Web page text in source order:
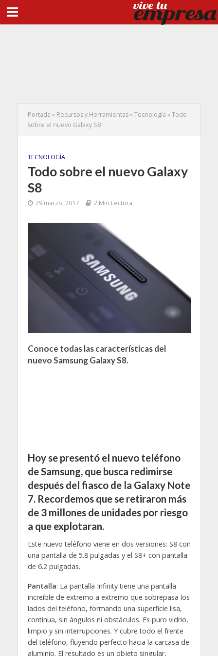
Portada » Recursos y Herramientas»Tecnología »Todo
sobre el nuevo Galaxy S8
TECNOLOGÍA
Todo sobre el nuevo Galaxy
S8
29 marzo, 2017 2 Min Lectura
Conoce todas las características del
nuevo Samsung Galaxy S8.
Hoy se presentó el nuevo teléfono
de Samsung, que busca redimirse
después del fiasco de la Galaxy Note
7. Recordemos que se retiraron más
de 3 millones de unidades por riesgo
a que explotaran.
Este nuevo teléfono viene en dos versiones: S8 con
una pantalla de 5.8 pulgadas y el S8+ con pantalla
de 6.2 pulgadas.
Pantalla: La pantalla Infinity tiene una pantalla
increíble de extremo a extremo que sobrepasa los
lados del teléfono, formando una superficie lisa,
continua, sin ángulos ni obstáculos. Es puro vidrio,
limpio y sin interrupciones. Y cubre todo el frente
del teléfono, fluyendo perfecto hacia la carcasa de
aluminio. El resultado es un objeto singular,